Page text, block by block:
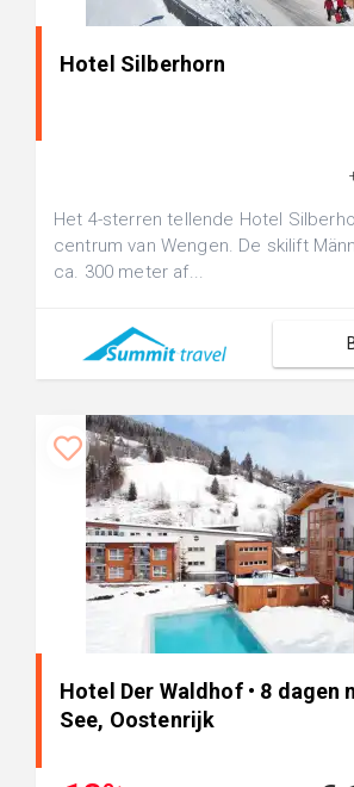
Hotel Silberhorn
Het 4-sterren tellende Hotel
centrum van Wengen. De skilift
ca. 300 meter af...
Hotel Der Waldhof • 8 dagen
See, Oostenrijk